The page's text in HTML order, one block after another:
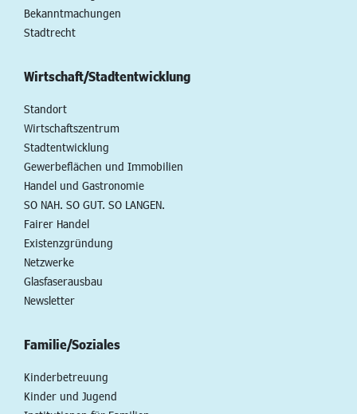
Bekanntmachungen
Stadtrecht
Wirtschaft/Stadtentwicklung
Standort
Wirtschaftszentrum
Stadtentwicklung
Gewerbeflächen und Immobilien
Handel und Gastronomie
SO NAH. SO GUT. SO LANGEN.
Fairer Handel
Existenzgründung
Netzwerke
Glasfaserausbau
Newsletter
Familie/Soziales
Kinderbetreuung
Kinder und Jugend